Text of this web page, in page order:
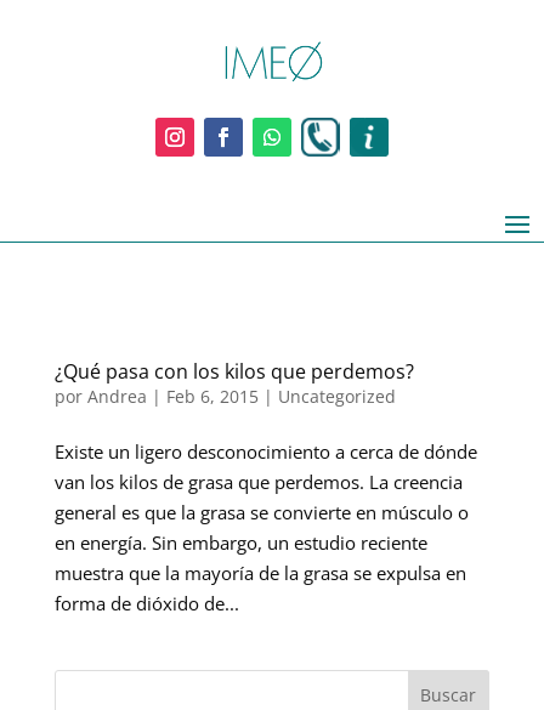
¿Qué pasa con los kilos que perdemos?
por Andrea | Feb 6, 2015| Uncategorized
Existe un ligero desconocimiento a cerca de dónde
van los kilos de grasa que perdemos. La creencia
general es que la grasa se convierte en músculo o
en energía. Sin embargo, un estudio reciente
muestra que la mayoría de la grasa se expulsa en
forma de dióxido de...
Buscar